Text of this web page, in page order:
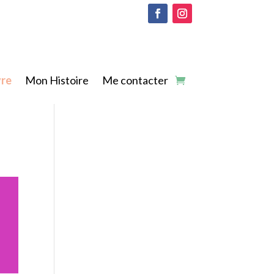
Mon Histoire Me contacter